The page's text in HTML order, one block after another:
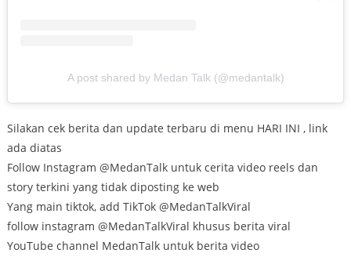
A post shared by Medan Talk (@medantalk)
Silakan cek berita dan update terbaru di menu HARI INI , link
ada diatas
Follow Instagram @MedanTalk untuk cerita video reels dan
story terkini yang tidak diposting ke web
Yang main tiktok, add TikTok @MedanTalkViral
follow instagram @MedanTalkViral khusus berita viral
YouTube channel MedanTalk untuk berita video